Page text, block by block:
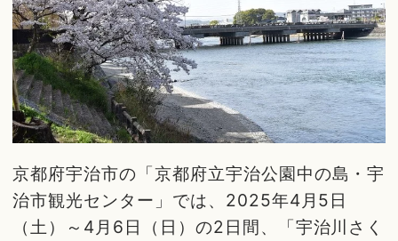
京都府宇治市の「京都府立宇治公園中の島・宇
治市観光センター」では、2025年4月5日
（土）～4月6日（日）の2日間、「宇治川さく